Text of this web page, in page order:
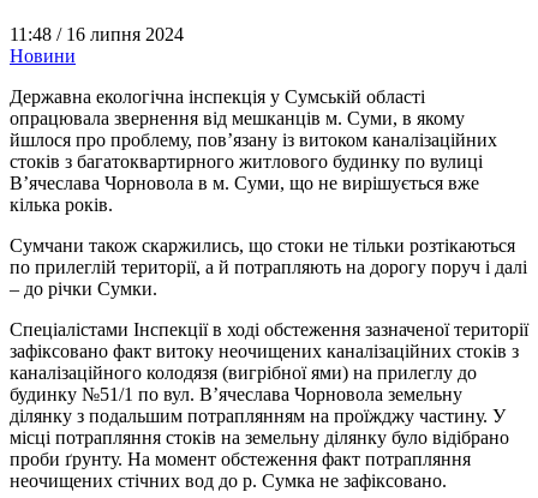
11:48 / 16 липня 2024
Новини
Державна екологічна інспекція у Сумській області
опрацювала звернення від мешканців м. Суми, в якому
йшлося про проблему, пов’язану із витоком каналізаційних
стоків з багатоквартирного житлового будинку по вулиці
В’ячеслава Чорновола в м. Суми, що не вирішується вже
кілька років.
Сумчани також скаржились, що стоки не тільки розтікаються
по прилеглій території, а й потрапляють на дорогу поруч і далі
– до річки Сумки.
Спеціалістами Інспекції в ході обстеження зазначеної території
зафіксовано факт витоку неочищених каналізаційних стоків з
каналізаційного колодязя (вигрібної ями) на прилеглу до
будинку №51/1 по вул. В’ячеслава Чорновола земельну
ділянку з подальшим потраплянням на проїжджу частину. У
місці потрапляння стоків на земельну ділянку було відібрано
проби ґрунту. На момент обстеження факт потрапляння
неочищених стічних вод до р. Сумка не зафіксовано.